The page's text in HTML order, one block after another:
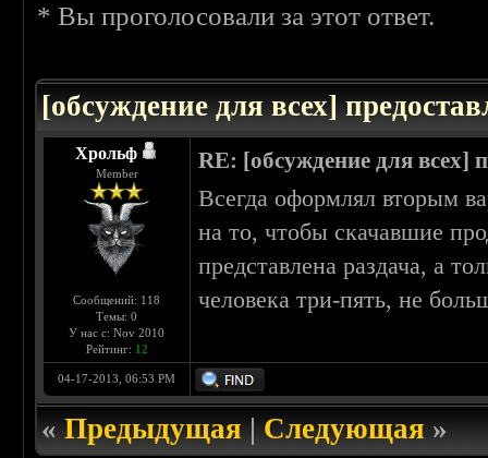
* Вы проголосовали за этот ответ.
[обсуждение для всех]
Хрольф
Member
Сообщений: 118
Темы: 0
У нас с: Nov 2010
Рейтинг: 12
RE: [обсуждение для всех]
Всегда оформлял вторым
на то, чтобы скачавшие
представлена раздача, а
человека три-пять, не
04-17-2013, 06:53 PM
«Предыдущая|Следующая»